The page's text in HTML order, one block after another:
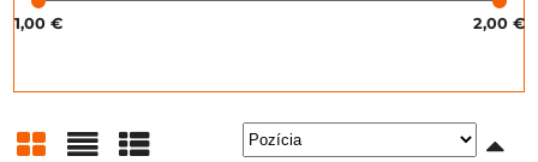
1,00 € 2,00 €